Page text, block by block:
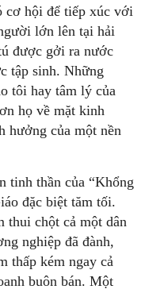
cơ hội để tiếp xúc với
lớn lên tại hải
được gởi ra nước
tập sinh. Những
tôi hay tâm lý của
họ về mặt kinh
hưởng của một nền
tinh thần của “Khổng
đặc biệt tăm tối.
thui chột cả một dân
nghiệp đã đành,
thấp kém ngay cả
buôn bán. Một